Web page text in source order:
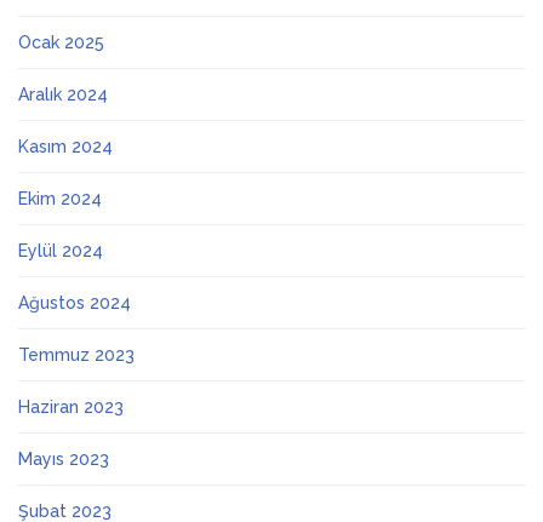
Ocak 2025
Aralık 2024
Kasım 2024
Ekim 2024
Eylül 2024
Ağustos 2024
Temmuz 2023
Haziran 2023
Mayıs 2023
Şubat 2023